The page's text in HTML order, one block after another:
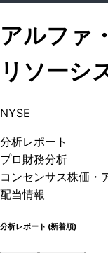
アルファ
リソーシ
NYSE
分析レポート
プロ 財務分析
コンセンサス株価 ・
配当情報
分析レポート (新着順)